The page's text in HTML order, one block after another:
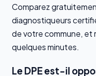
Comparez
diagnostiqueurs
de votre commune, et
quelques minutes.
Le DPE est-il